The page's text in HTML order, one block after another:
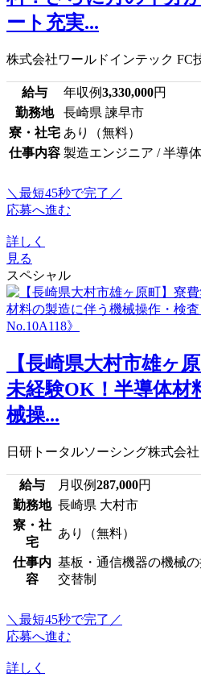
ート充実...
株式会社ワールドインテック FC
給与 年収例3,330,000円
勤務地
長崎県 諫早市
寮・社宅 あり（無料）
仕事内容 製造エンジニア / 半導
＼最短45秒で完了／
応募へ進む
詳しく
見る
スペシャル
【長崎県大村市雄ヶ
未経験OK！半導体材
械操...
日研トータルソーシング株式会社
給与 月収例287,000円
勤務地 長崎県 大村市
寮・社
宅
あり（無料）
仕事内
容
基板・通信機器の機械
交替制
＼最短45秒で完了／
応募へ進む
詳しく